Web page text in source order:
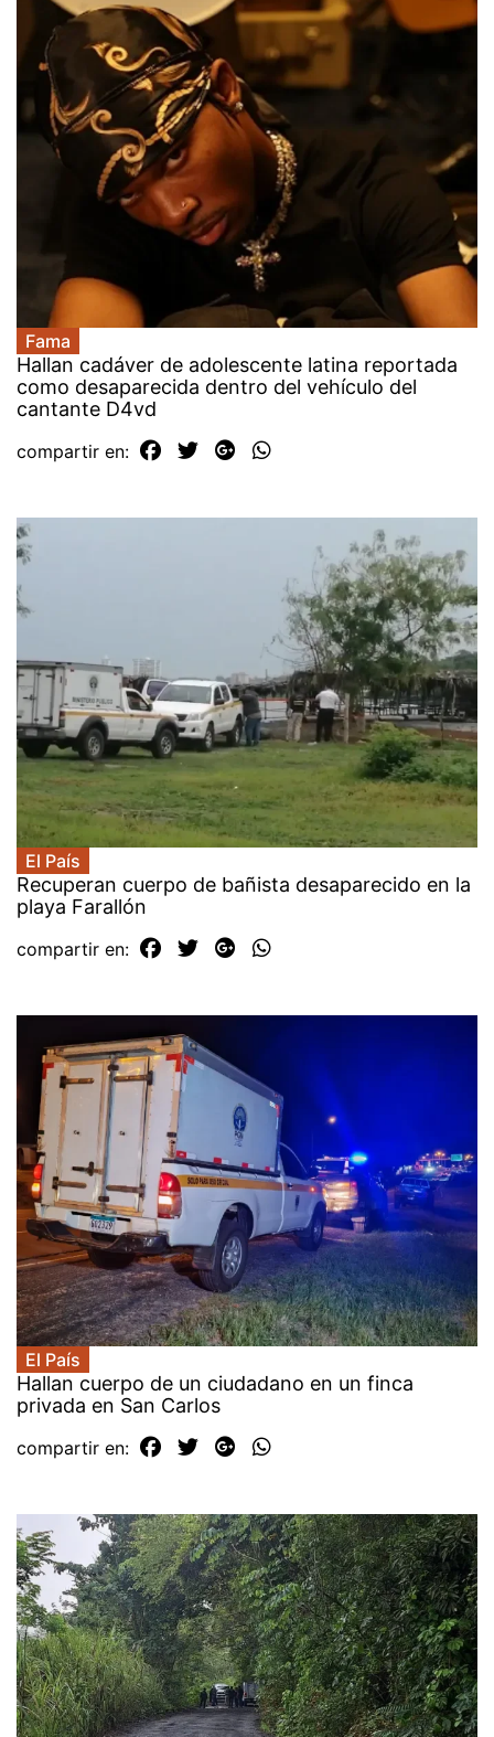
Fama
Hallan cadáver de adolescente latina reportada
como desaparecida dentro del vehículo del
cantante D4vd
compartir en:
El País
Recuperan cuerpo de bañista desaparecido en la
playa Farallón
compartir en:
El País
Hallan cuerpo de un ciudadano en un finca
privada en San Carlos
compartir en: